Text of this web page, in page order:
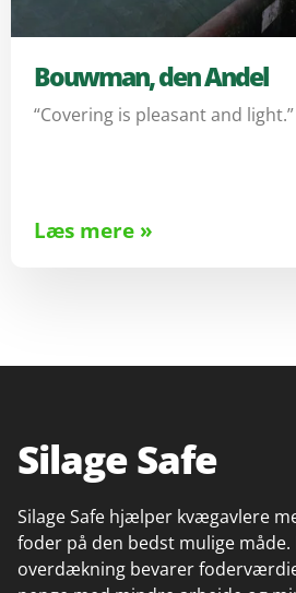
Bouwman, den Andel
“Covering is pleasant and light.”
Læs mere »
Silage Safe
Silage Safe hjælper kvægavlere
foder på den bedst mulige
overdækning bevarer